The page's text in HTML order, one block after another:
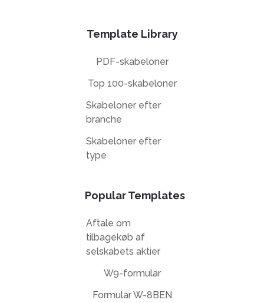
Template Library
PDF-skabeloner
Top 100-skabeloner
Skabeloner efter
branche
Skabeloner efter
type
Popular Templates
Aftale om
tilbagekøb af
selskabets aktier
W9-formular
Formular W-8BEN